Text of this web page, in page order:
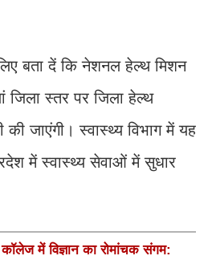
बता दें कि नेशनल हेल्थ मिशन
जिला स्तर पर जिला हेल्थ
की जाएंगी। स्वास्थ्य विभाग में यह
में स्वास्थ्य सेवाओं में सुधार
में विज्ञान का रोमांचक संगम: